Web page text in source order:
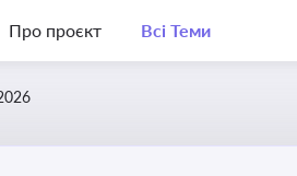
Про проєкт Всі Теми